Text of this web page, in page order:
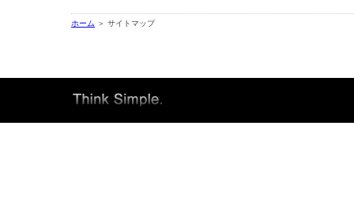
ホーム ＞ サイトマップ